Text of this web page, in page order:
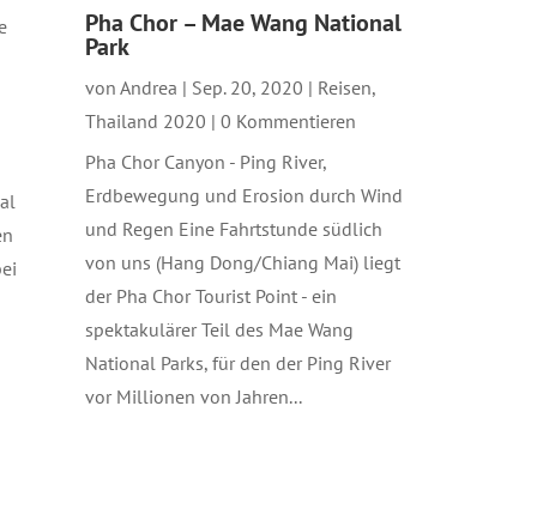
Pha Chor – Mae Wang National
Park
von Andrea | Sep. 20, 2020 | Reisen,
Thailand 2020 | 0 Kommentieren
Pha Chor Canyon - Ping River,
Erdbewegung und Erosion durch Wind
und Regen Eine Fahrtstunde südlich
von uns (Hang Dong/Chiang Mai) liegt
der Pha Chor Tourist Point - ein
spektakulärer Teil des Mae Wang
National Parks, für den der Ping River
vor Millionen von Jahren...